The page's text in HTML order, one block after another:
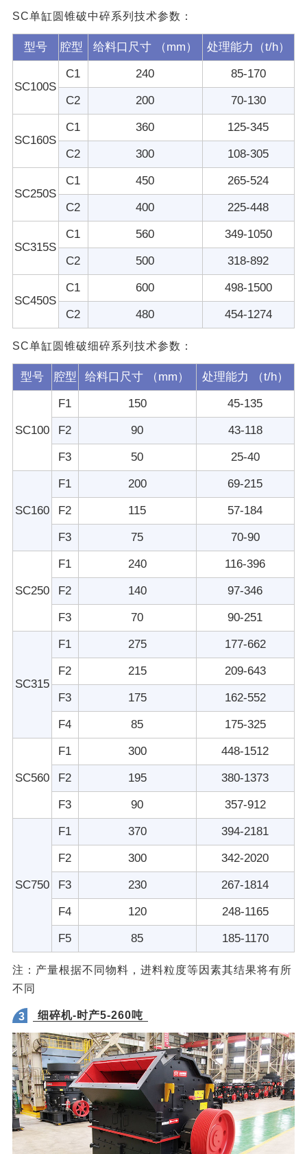
SC单缸圆锥破中碎系列技术参数：
型号 腔型 给料口尺寸 （mm） 处理能力（t/h）
SC100S
C1 240 85-170
C2 200 70-130
SC160S
C1 360 125-345
C2 300 108-305
SC250S
C1 450 265-524
C2 400 225-448
SC315S
C1 560 349-1050
C2 500 318-892
SC450S
C1 600 498-1500
C2 480 454-1274
SC单缸圆锥破细碎系列技术参数：
型号 腔型 给料口尺寸 （mm） 处理能力 （t/h）
SC100
F1 150 45-135
F2 90 43-118
F3 50 25-40
SC160
F1 200 69-215
F2 115 57-184
F3 75 70-90
SC250
F1 240 116-396
F2 140 97-346
F3 70 90-251
SC315
F1 275 177-662
F2 215 209-643
F3 175 162-552
F4 85 175-325
SC560
F1 300 448-1512
F2 195 380-1373
F3 90 357-912
SC750
F1 370 394-2181
F2 300 342-2020
F3 230 267-1814
F4 120 248-1165
F5 85 185-1170
注：产量根据不同物料，进料粒度等因素其结果将有所
不同
3 细碎机-时产5-260吨